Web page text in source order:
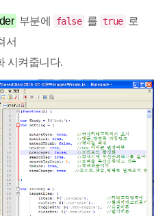
부분에 false 를 true
로
서
시켜줍니다.